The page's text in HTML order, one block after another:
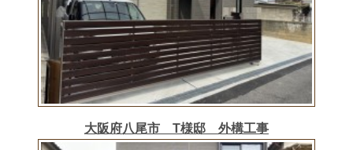
大阪府八尾市 T様邸 外構工事